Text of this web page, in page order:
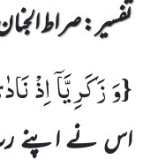
تفسیر : ‎صراط الجنان
{وَ زَكَرِیَّاۤ اِذْ
اس نے اپنے